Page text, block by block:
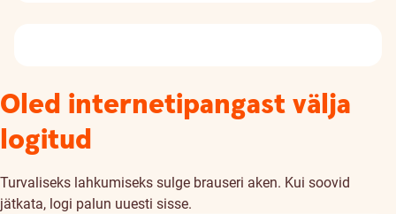
Oled internetipangast välja
logitud
Turvaliseks lahkumiseks sulge brauseri aken. Kui soovid
jätkata, logi palun uuesti sisse.